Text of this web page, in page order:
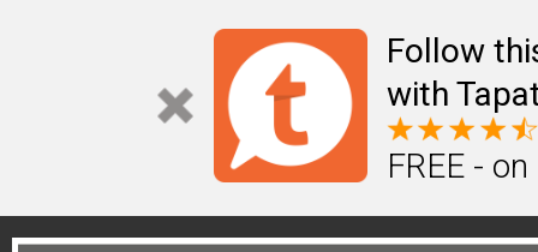
Follow
with
FREE -